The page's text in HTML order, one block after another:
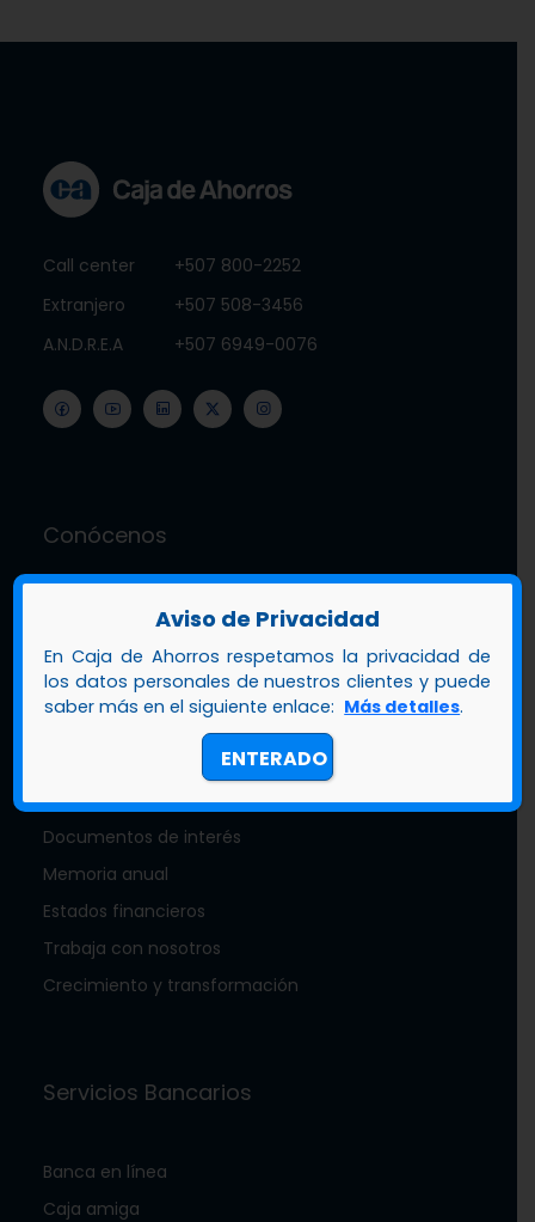
Call center
+507 800-2252
Extranjero
+507 508-3456
A.N.D.R.E.A
+507 6949-0076
Conócenos
Acerca de nosotros
Gobierno corporativo
Riesgo operativo
Calificación de riesgo
Nuestra mascota zambo
Documentos de interés
Memoria anual
Estados financieros
Trabaja con nosotros
Crecimiento y transformación
Servicios Bancarios
Banca en línea
Caja amiga
Aviso de Privacidad
En Caja de Ahorros respetamos la privacidad de
los datos personales de nuestros clientes y puede
saber más en el siguiente enlace: Más detalles.
ENTERADO